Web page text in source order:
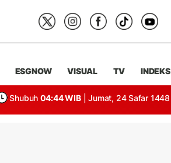
ESGNOW VISUAL TV INDEKS
Shubuh 04:44 WIB | Jumat, 24 Safar 1448